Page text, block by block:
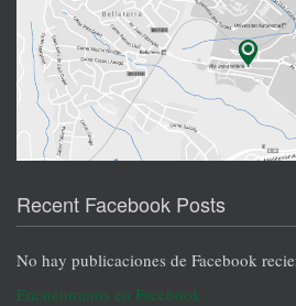
Recent Facebook Posts
No hay publicaciones de Facebook
Encuéntranos en Facebook